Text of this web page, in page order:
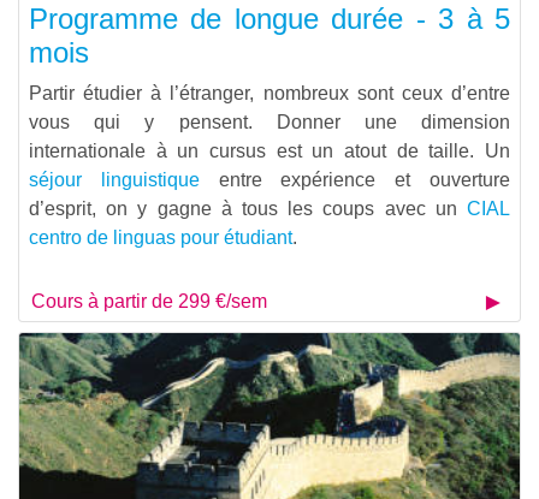
Programme de longue durée - 3 à 5
mois
Partir étudier à l’étranger, nombreux sont ceux d’entre
vous qui y pensent. Donner une dimension
internationale à un cursus est un atout de taille. Un
séjour linguistiqueentre expérience et ouverture
d’esprit, on y gagne à tous les coups avec un CIAL
centro de linguas pour étudiant.
Cours à partir de 299 €/sem